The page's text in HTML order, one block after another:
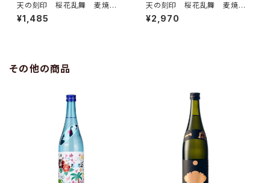
天の刻印 桜花乱舞 麦焼
酎 720ml
¥1,485
天の刻印 桜花乱舞 麦焼
酎 1.8L
¥2,970
その他の商品